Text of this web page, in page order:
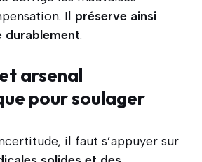
Il préserve ainsi
durablement.
arsenal
pour soulager
il faut s’appuyer sur